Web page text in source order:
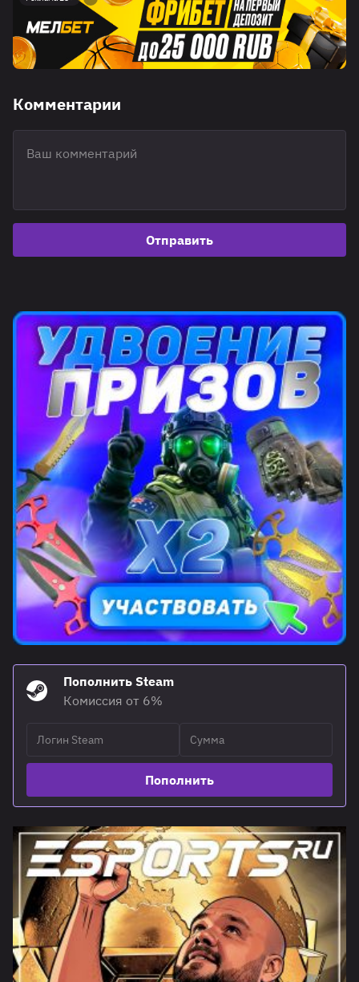
Комментарии
Отправить
Пополнить Steam
Комиссия от 6%
Пополнить